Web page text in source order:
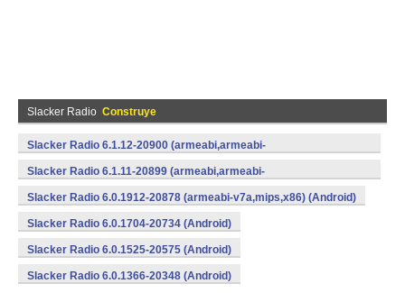
Slacker Radio Construye
Slacker Radio 6.1.12-20900 (armeabi,armeabi-
v7a,mips,x86) (Android)
Slacker Radio 6.1.11-20899 (armeabi,armeabi-
v7a,mips,x86) (Android)
Slacker Radio 6.0.1912-20878 (armeabi-v7a,mips,x86) (Android)
Slacker Radio 6.0.1704-20734 (Android)
Slacker Radio 6.0.1525-20575 (Android)
Slacker Radio 6.0.1366-20348 (Android)